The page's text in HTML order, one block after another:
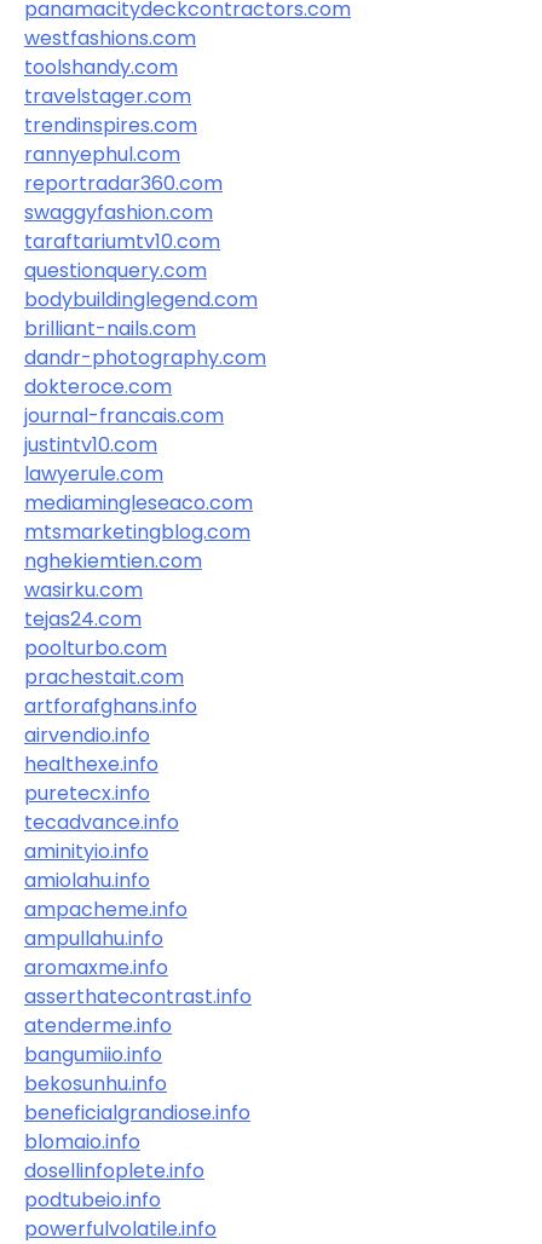
panamacitydeckcontractors.com
westfashions.com
toolshandy.com
travelstager.com
trendinspires.com
rannyephul.com
reportradar360.com
swaggyfashion.com
taraftariumtv10.com
questionquery.com
bodybuildinglegend.com
brilliant-nails.com
dandr-photography.com
dokteroce.com
journal-francais.com
justintv10.com
lawyerule.com
mediamingleseaco.com
mtsmarketingblog.com
nghekiemtien.com
wasirku.com
tejas24.com
poolturbo.com
prachestait.com
artforafghans.info
airvendio.info
healthexe.info
puretecx.info
tecadvance.info
aminityio.info
amiolahu.info
ampacheme.info
ampullahu.info
aromaxme.info
asserthatecontrast.info
atenderme.info
bangumiio.info
bekosunhu.info
beneficialgrandiose.info
blomaio.info
dosellinfoplete.info
podtubeio.info
powerfulvolatile.info